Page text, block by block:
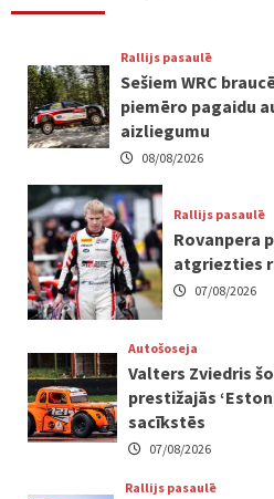
Rallijs pasaulē
Sešiem WRC
piemēro pagaidu
aizliegumu
08/08/2026
Rallijs pasaulē
Rovanpera
atgriezties
07/08/2026
Autošoseja
Valters Zviedris
prestižajās
sacīkstēs
07/08/2026
Rallijs pasaulē